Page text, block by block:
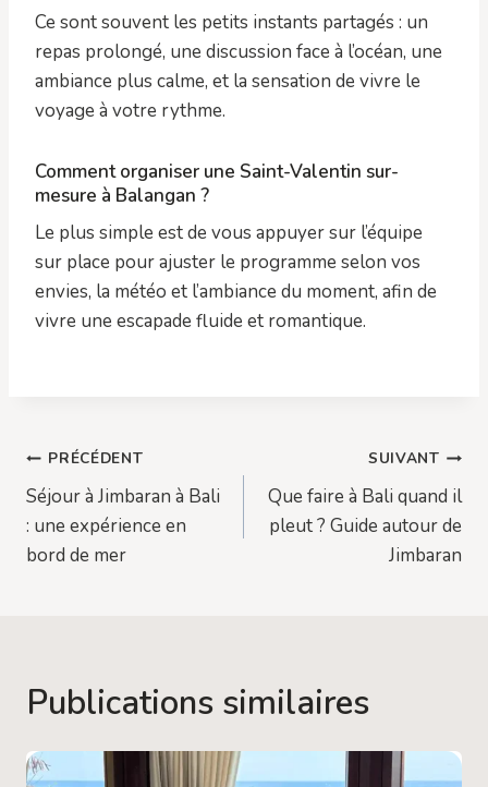
Ce sont souvent les petits instants partagés : un
repas prolongé, une discussion face à l’océan, une
ambiance plus calme, et la sensation de vivre le
voyage à votre rythme.
Comment organiser une Saint-Valentin sur-
mesure à Balangan ?
Le plus simple est de vous appuyer sur l’équipe
sur place pour ajuster le programme selon vos
envies, la météo et l’ambiance du moment, afin de
vivre une escapade fluide et romantique.
Navigation
de
l’article
PRÉCÉDENT
Séjour à Jimbaran à Bali
: une expérience en
bord de mer
SUIVANT
Que faire à Bali quand il
pleut ? Guide autour de
Jimbaran
Publications similaires